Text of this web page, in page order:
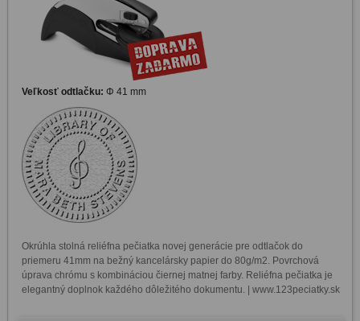
Veľkosť odtlačku: Φ 41 mm
Okrúhla stolná reliéfna pečiatka novej generácie pre odtlačok do
priemeru 41mm na bežný kancelársky papier do 80g/m2. Povrchová
úprava chrómu s kombináciou čiernej matnej farby. Reliéfna pečiatka je
elegantný doplnok každého dôležitého dokumentu. | www.123peciatky.sk